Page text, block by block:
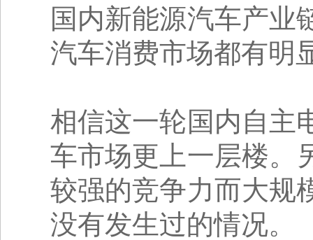
国内新能源汽车产业
汽车消费市场都有明
相信这一轮国内自主
车市场更上一层楼。
较强的竞争力而大规
没有发生过的情况。